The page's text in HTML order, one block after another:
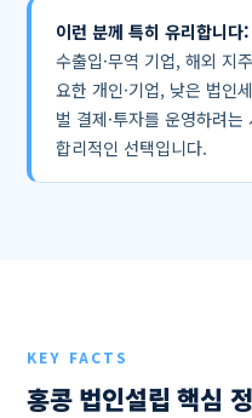
이런 분께 특히 유리합니다:
수출입·무역 기업, 해외 지
요한 개인·기업, 낮은 법인
벌 결제·투자를 운영하려
합리적인 선택입니다.
KEY FACTS
홍콩 법인설립 핵심